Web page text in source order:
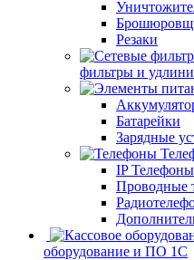
Резаки
фильтры и
Батарейки
Зарядные
IP Телефоны
Проводные
оборудование и ПО 1С